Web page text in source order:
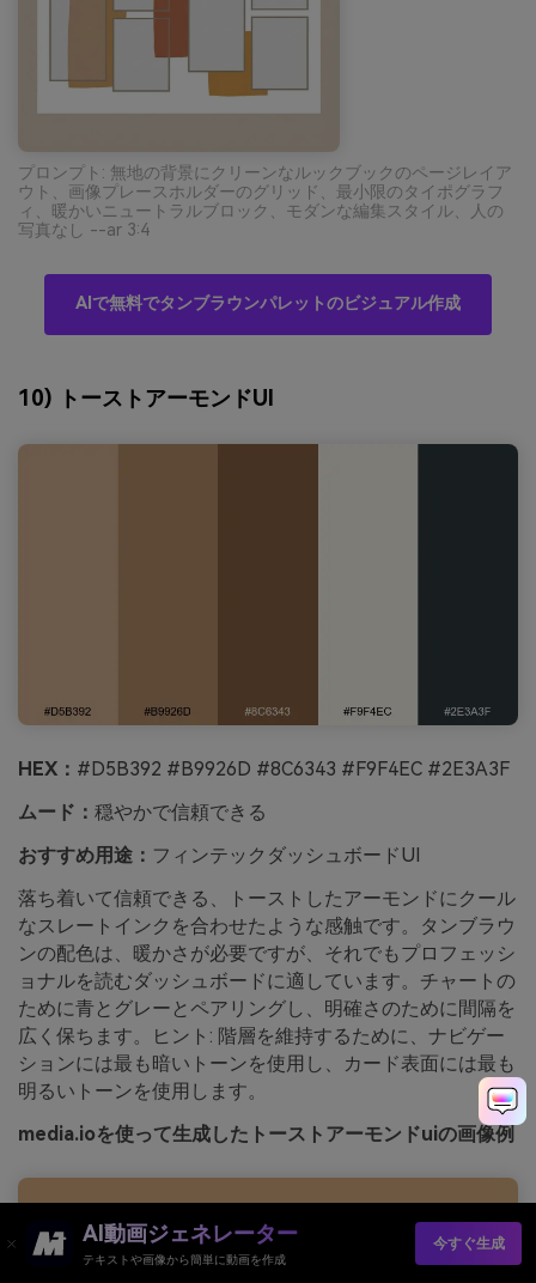
プロンプト: 無地の背景にクリーンなルックブックのページレイア
ウト、画像プレースホルダーのグリッド、最小限のタイポグラフ
ィ、暖かいニュートラルブロック、モダンな編集スタイル、人の
写真なし --ar 3:4
AIで無料でタンブラウンパレットのビジュアル作成
10) トーストアーモンドUI
HEX： #D5B392 #B9926D #8C6343 #F9F4EC #2E3A3F
ムード： 穏やかで信頼できる
おすすめ用途： フィンテックダッシュボードUI
落ち着いて信頼できる、トーストしたアーモンドにクール
なスレートインクを合わせたような感触です。タンブラウ
ンの配色は、暖かさが必要ですが、それでもプロフェッシ
ョナルを読むダッシュボードに適しています。チャートの
ために青とグレーとペアリングし、明確さのために間隔を
広く保ちます。ヒント: 階層を維持するために、ナビゲー
ションには最も暗いトーンを使用し、カード表面には最も
明るいトーンを使用します。
media.ioを使って生成したトーストアーモンドuiの画像例
AI動画ジェネレーター
テキストや画像から簡単に動画を作成
今すぐ生成